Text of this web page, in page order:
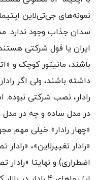
سدان جذاب وجود ندارد.
ایران یا فول شرکتی
باشند، مانیتور کوچک و
داشته باشند، ولی اگر
رادار، نصب شرکتی نبوده.
در مدل ساده و چه در مدل
«چهار رادار» خیلی مهم
«رادار تغییرلاین»،
اضطراری) و نهایتا